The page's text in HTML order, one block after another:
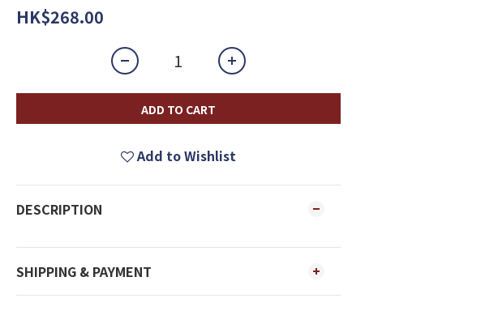
HK$268.00
ADD TO CART
Add to Wishlist
DESCRIPTION
SHIPPING & PAYMENT